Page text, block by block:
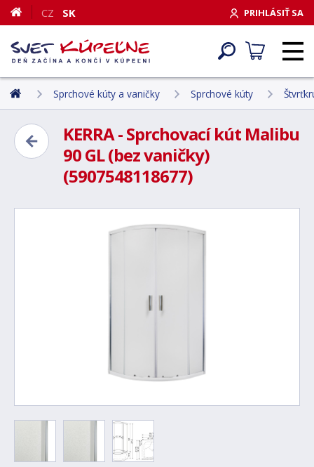
PRIHLÁSIŤ SA
CZ SK
Sprchové kúty a vaničky Sprchové kúty
KERRA - Sprchovací kút Malibu
90 GL (bez vaničky)
(5907548118677)